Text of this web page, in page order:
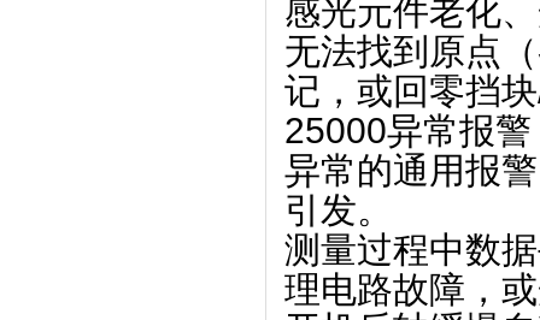
感光元件老化
无法找到原点
记，或回零挡
‌25000异常报
异常的通用报
引发。
测量过程中数
理电路故障，